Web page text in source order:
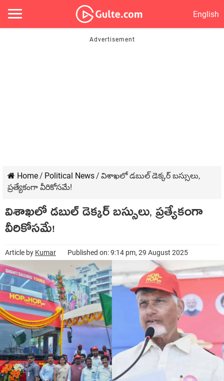
English
Home/ Political News/ విశాఖలో డబుల్ డెక్కర్ బస్సులు,
ప్రత్యేకంగా వీరికోసమే!
విశాఖలో డబుల్ డెక్కర్ బస్సులు, ప్రత్యేకంగా
వీరికోసమే!
Article by Kumar Published on: 9:14 pm, 29 August 2025